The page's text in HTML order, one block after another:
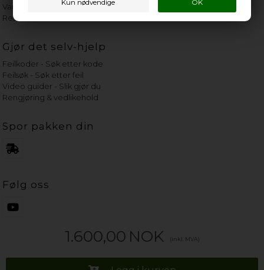
1.600,00 NOK (inkl. MVA)
Vannets hardhetsgrad
Reservedeler etter merke
Gjør det selv-hjelp
Feilkoder - Søk etter kode
Feilsøk - Søk etter feil
Video guider - Slik gjør du
Rengjøring & vedlikehold
Spor pakken din
Følg oss